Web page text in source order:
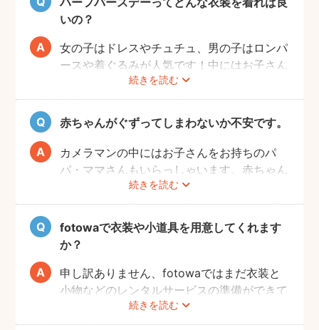
写真映えするように飾りつけるとよりおしゃ
いの？
続きを読む
女の子はドレスやチュチュ、男の子はロンパ
ースや着ぐるみが人気です！中にはお子さん
の成長を感じられるように、あえて1歳児が
着るくらいの大きめのお洋服で撮影する方も
いらっしゃいます。
また、クラウンやヘアバンドなど飾りがある
とより記念日感が出るのでおすすめですよ。
赤ちゃんがぐずってしまわないか不安です。
続きを読む
カメラマンの中にはお子さんをお持ちのパ
パ・ママさんもいらっしゃいます。赤ちゃん
のあやし方も上手なので、写真撮影が不安の
方は、ぜひカメラマンにご相談してみてくだ
さいね。
fotowaで衣装や小道具を用意してくれます
か？
続きを読む
申し訳ありません、fotowaではまだ衣装と
小物などのレンタルサービスの準備ができて
おりませんので、お客様ご自身にご用意をお
願いしております。